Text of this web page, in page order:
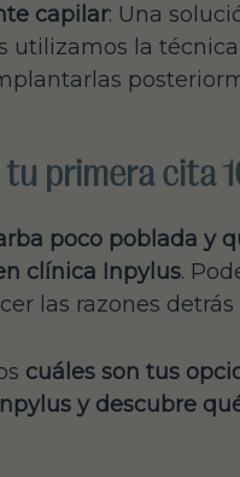
capilar: Una
utilizamos la
tu primera cita
poco poblada y
clínica Inpylus.
las razones
cuáles son tus
y descubre